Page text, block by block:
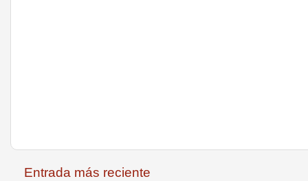
Entrada más reciente